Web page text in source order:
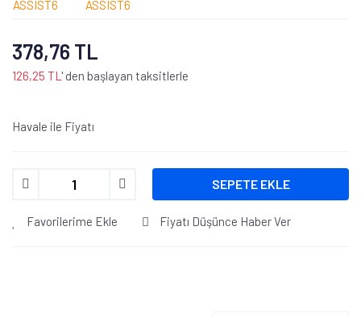
378,76 TL
126,25 TL ' den başlayan taksitlerle
Havale ile Fiyatı
SEPETE EKLE
Favorilerime Ekle Fiyatı Düşünce Haber Ver